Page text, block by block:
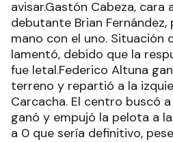
avisar.Gastón Cabeza, cara
debutante Brian
mano con el uno. Situación
lamentó, debido que la
fue letal.Federico Altuna
terreno y repartió a la
Carcacha. El centro buscó
ganó y empujó la pelota a
a 0 que sería definitivo,